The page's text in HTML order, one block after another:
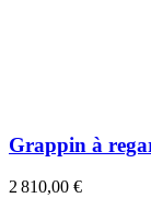
Grappin à
2 810,00 €